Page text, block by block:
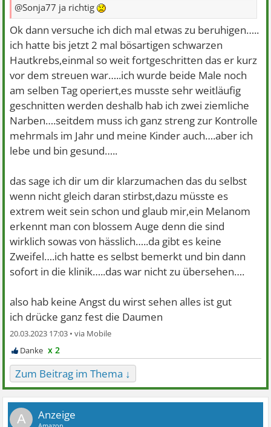
@Sonja77 ja richtig
Ok dann versuche ich dich mal etwas zu beruhigen…..
ich hatte bis jetzt 2 mal bösartigen schwarzen
Hautkrebs,einmal so weit fortgeschritten das er kurz
vor dem streuen war…..ich wurde beide Male noch
am selben Tag operiert,es musste sehr weitläufig
geschnitten werden deshalb hab ich zwei ziemliche
Narben….seitdem muss ich ganz streng zur Kontrolle
mehrmals im Jahr und meine Kinder auch….aber ich
lebe und bin gesund…..
das sage ich dir um dir klarzumachen das du selbst
wenn nicht gleich daran stirbst,dazu müsste es
extrem weit sein schon und glaub mir,ein Melanom
erkennt man con blossem Auge denn die sind
wirklich sowas von hässlich…..da gibt es keine
Zweifel….ich hatte es selbst bemerkt und bin dann
sofort in die klinik…..das war nicht zu übersehen….
also hab keine Angst du wirst sehen alles ist gut
ich drücke ganz fest die Daumen
20.03.2023 17:03 •
x 2
Zum Beitrag im Thema ↓
A